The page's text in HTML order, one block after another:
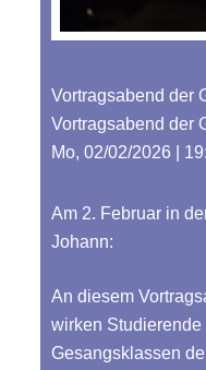
Vortragsabend der
Vortragsabend der
Mo, 02/02/2026 |
Am 2. Februar in
Johann:
An diesem
wirken
Gesangsklassen